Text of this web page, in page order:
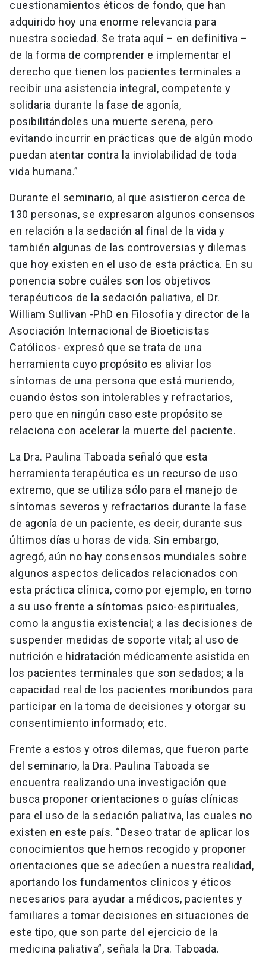
cuestionamientos éticos de fondo, que han
adquirido hoy una enorme relevancia para
nuestra sociedad. Se trata aquí – en definitiva –
de la forma de comprender e implementar el
derecho que tienen los pacientes terminales a
recibir una asistencia integral, competente y
solidaria durante la fase de agonía,
posibilitándoles una muerte serena, pero
evitando incurrir en prácticas que de algún modo
puedan atentar contra la inviolabilidad de toda
vida humana.”
Durante el seminario, al que asistieron cerca de
130 personas, se expresaron algunos consensos
en relación a la sedación al final de la vida y
también algunas de las controversias y dilemas
que hoy existen en el uso de esta práctica. En su
ponencia sobre cuáles son los objetivos
terapéuticos de la sedación paliativa, el Dr.
William Sullivan -PhD en Filosofía y director de la
Asociación Internacional de Bioeticistas
Católicos- expresó que se trata de una
herramienta cuyo propósito es aliviar los
síntomas de una persona que está muriendo,
cuando éstos son intolerables y refractarios,
pero que en ningún caso este propósito se
relaciona con acelerar la muerte del paciente.
La Dra. Paulina Taboada señaló que esta
herramienta terapéutica es un recurso de uso
extremo, que se utiliza sólo para el manejo de
síntomas severos y refractarios durante la fase
de agonía de un paciente, es decir, durante sus
últimos días u horas de vida. Sin embargo,
agregó, aún no hay consensos mundiales sobre
algunos aspectos delicados relacionados con
esta práctica clínica, como por ejemplo, en torno
a su uso frente a síntomas psico-espirituales,
como la angustia existencial; a las decisiones de
suspender medidas de soporte vital; al uso de
nutrición e hidratación médicamente asistida en
los pacientes terminales que son sedados; a la
capacidad real de los pacientes moribundos para
participar en la toma de decisiones y otorgar su
consentimiento informado; etc.
Frente a estos y otros dilemas, que fueron parte
del seminario, la Dra. Paulina Taboada se
encuentra realizando una investigación que
busca proponer orientaciones o guías clínicas
para el uso de la sedación paliativa, las cuales no
existen en este país. “Deseo tratar de aplicar los
conocimientos que hemos recogido y proponer
orientaciones que se adecúen a nuestra realidad,
aportando los fundamentos clínicos y éticos
necesarios para ayudar a médicos, pacientes y
familiares a tomar decisiones en situaciones de
este tipo, que son parte del ejercicio de la
medicina paliativa”, señala la Dra. Taboada.